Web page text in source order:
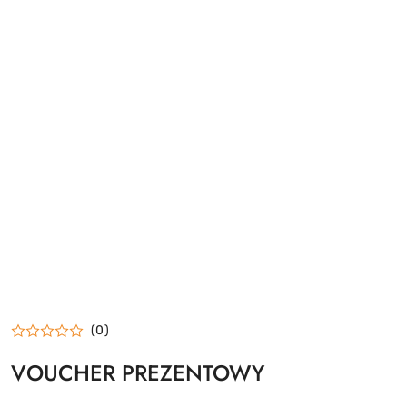
(0)
VOUCHER PREZENTOWY